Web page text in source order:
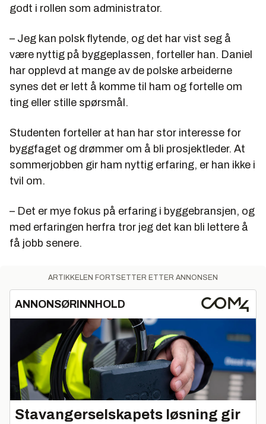
godt i rollen som administrator.
– Jeg kan polsk flytende, og det har vist seg å
være nyttig på byggeplassen, forteller han. Daniel
har opplevd at mange av de polske arbeiderne
synes det er lett å komme til ham og fortelle om
ting eller stille spørsmål.
Studenten forteller at han har stor interesse for
byggfaget og drømmer om å bli prosjektleder. At
sommerjobben gir ham nyttig erfaring, er han ikke i
tvil om.
– Det er mye fokus på erfaring i byggebransjen, og
med erfaringen herfra tror jeg det kan bli lettere å
få jobb senere.
ARTIKKELEN FORTSETTER ETTER ANNONSEN
ANNONSØRINNHOLD
Stavangerselskapets løsning gir